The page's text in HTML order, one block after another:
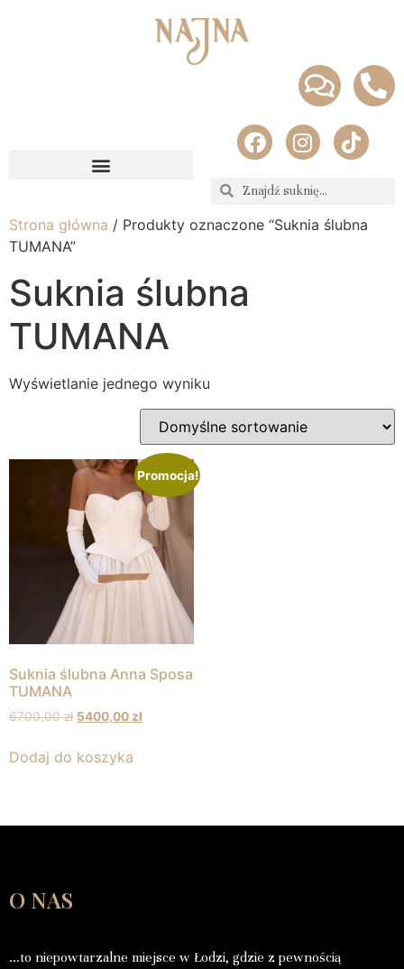
Strona główna / Produkty oznaczone “Suknia ślubna
TUMANA”
Suknia ślubna
TUMANA
Wyświetlanie jednego wyniku
Promocja!
Suknia ślubna Anna Sposa
TUMANA
6700,00zł 5400,00zł
Dodaj do koszyka
O NAS
…to niepowtarzalne miejsce w Łodzi, gdzie z pewnością